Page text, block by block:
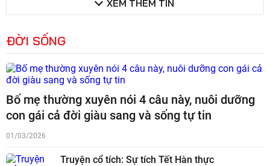
XEM THÊM TIN
ĐỜI SỐNG
Bố mẹ thường xuyên nói 4 câu này, nuôi dưỡng
con gái cả đời giàu sang và sống tự tin
01/03/2026
Truyện cổ tích: Sự tích Tết Hàn thực